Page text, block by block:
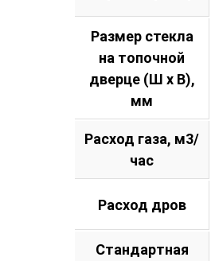
Размер стекла
на топочной
дверце (Ш х В),
мм
Расход газа, м3/
час
Расход дров
Стандартная